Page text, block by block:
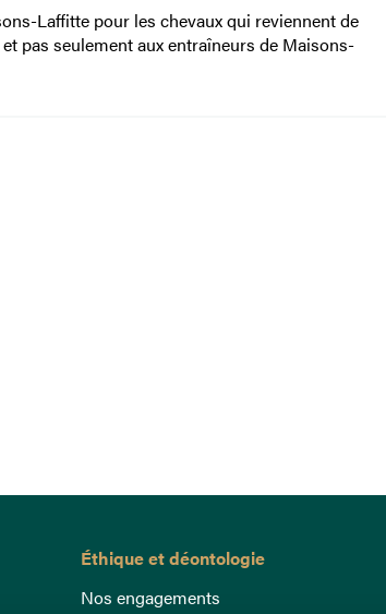
Laffitte pour les chevaux qui reviennent de
pas seulement aux entraîneurs de Maisons-
Éthique et déontologie
Nos engagements